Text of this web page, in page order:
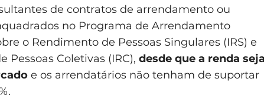
de contratos de arrendamento ou
no Programa de Arrendamento
o Rendimento de Pessoas Singulares (IRS) e
Coletivas (IRC), desde que a renda seja
e os arrendatários não tenham de suportar